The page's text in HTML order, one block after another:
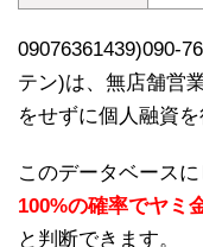
09076361439)090-
テン)は、無店舗営
をせずに個人融資
このデータベース
100%の確率でヤミ
と判断できます。